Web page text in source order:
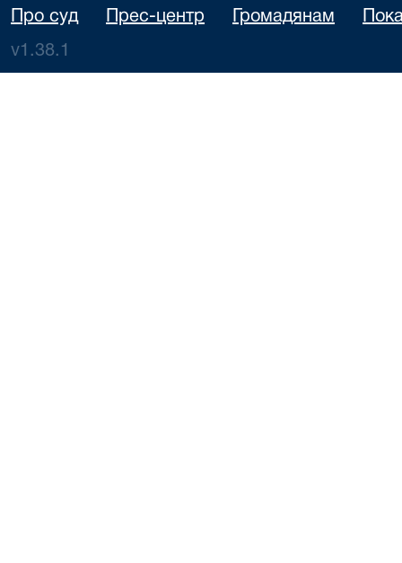
Про суд Прес-центр Громадянам
v1.38.1